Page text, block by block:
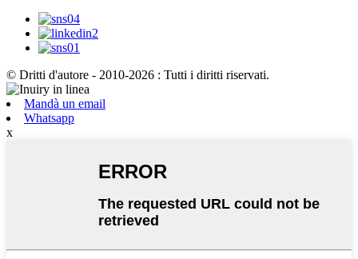
© Dritti d'autore - 2010-2026 : Tutti i diritti riservati.
Mandà un email
Whatsapp
x